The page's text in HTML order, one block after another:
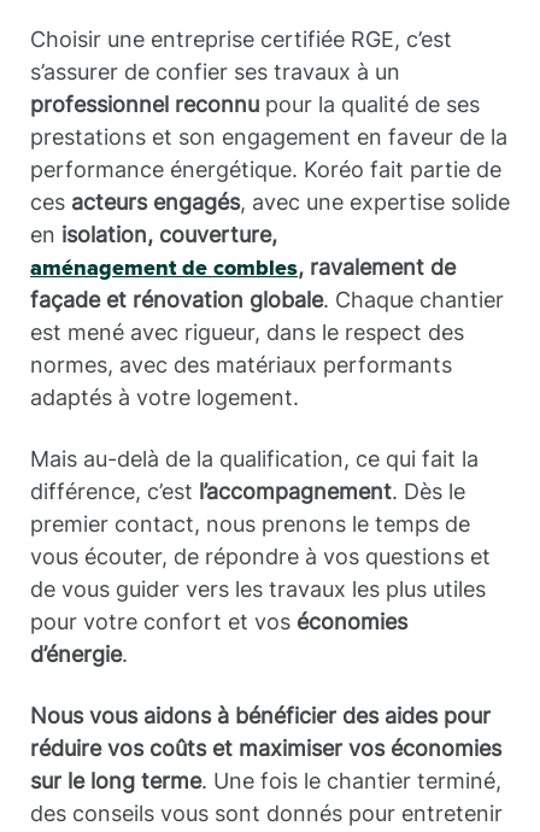
Choisir une entreprise certifiée RGE, c’est
s’assurer de confier ses travaux à un
professionnel reconnu pour la qualité de ses
prestations et son engagement en faveur de la
performance énergétique. Koréo fait partie de
ces acteurs engagés, avec une expertise solide
en isolation, couverture,
aménagement de combles, ravalement de
façade et rénovation globale. Chaque chantier
est mené avec rigueur, dans le respect des
normes, avec des matériaux performants
adaptés à votre logement.
Mais au-delà de la qualification, ce qui fait la
différence, c’est l’accompagnement. Dès le
premier contact, nous prenons le temps de
vous écouter, de répondre à vos questions et
de vous guider vers les travaux les plus utiles
pour votre confort et vos économies
d’énergie.
Nous vous aidons à bénéficier des aides pour
réduire vos coûts et maximiser vos économies
sur le long terme. Une fois le chantier terminé,
des conseils vous sont donnés pour entretenir